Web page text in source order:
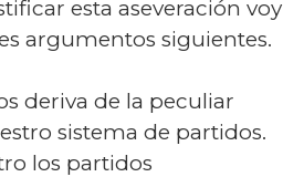
esta aseveración voy
argumentos siguientes.
deriva de la peculiar
sistema de partidos.
los partidos